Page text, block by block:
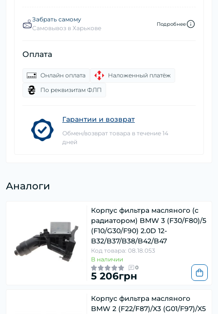
Забрать самому
Самовывоз в Харькове
Подробнее
Оплата
Онлайн оплата
Наложенный платёж
По реквизитам ФЛП
Гарантии и возврат
Обмен/возврат товара в течение 14
дней
Аналоги
Корпус фильтра масляного (с
радиатором) BMW 3 (F30/F80)/5
(F10/G30/F90) 2.0D 12-
B32/B37/B38/B42/B47
Код товара: 08.18.053
В наличии
0
5 206грн
Корпус фильтра масляного
BMW 2 (F22/F87)/X3 (G01/F97)/X5